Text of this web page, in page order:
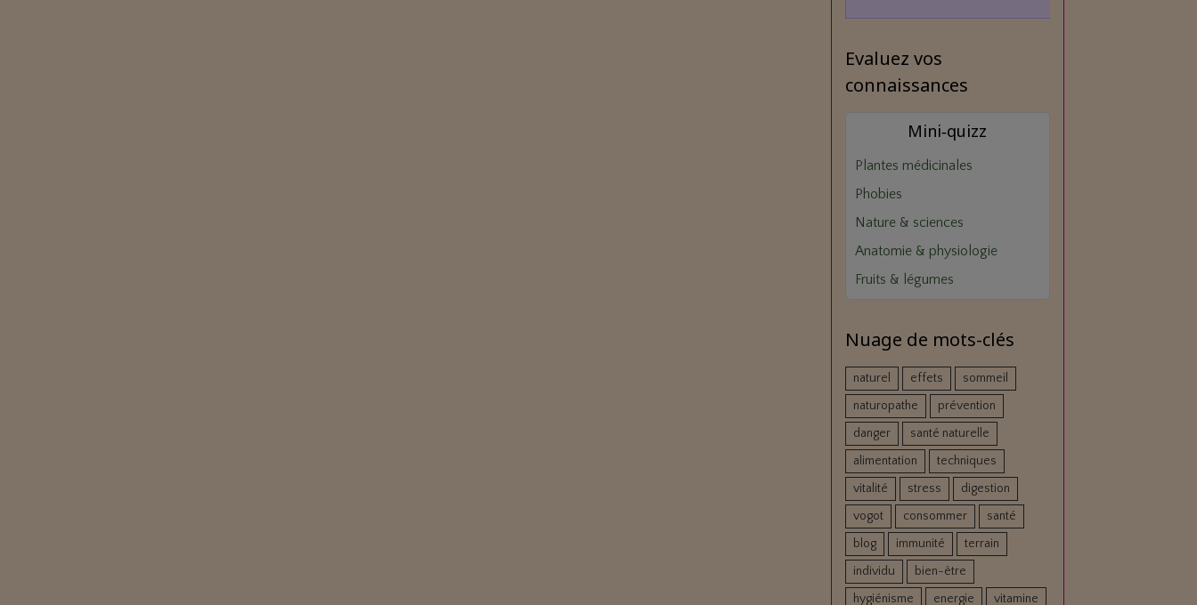
Evaluez vos
connaissances
Mini‑quizz
Plantes médicinales
Phobies
Nature & sciences
Anatomie & physiologie
Fruits & légumes
Nuage de mots-clés
naturel effets
sommeil
naturopathe
prévention
danger
santé naturelle
alimentation
techniques
vitalité
stress
digestion
vogot
consommer
santé
blog
immunité
terrain
individu
bien-être
hygiénisme
energie vitamine